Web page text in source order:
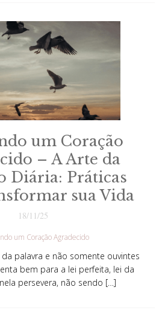
um Coração
– A Arte da
Diária: Práticas
sua Vida
18/11/25
um Coração Agradecido
palavra e não somente ouvintes
bem para a lei perfeita, lei da
persevera, não sendo […]